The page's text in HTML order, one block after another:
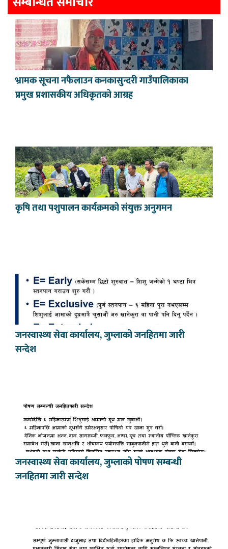
भ्रामक सूचना नफैलाउन कनकासुन्दरी गाउँपालिकाका
प्रमुख प्रशासकीय अधिकृतको आग्रह
कृषि तथा पशुपालन कार्यक्रमको संयुक्त अनुगमन
जनस्वास्थ्य सेवा कार्यालय, जुम्लाको जनहितमा जारी
सन्देश
जनस्वास्थ्य सेवा कार्यालय, जुम्लाको पोषण सम्बन्धी
जनहितमा जारी सन्देश